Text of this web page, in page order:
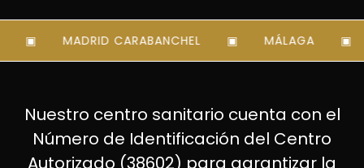
MADRID CARABANCHEL MÁLAGA
Nuestro centro sanitario cuenta con el
Número de Identificación del Centro
Autorizado (38602) para garantizar la